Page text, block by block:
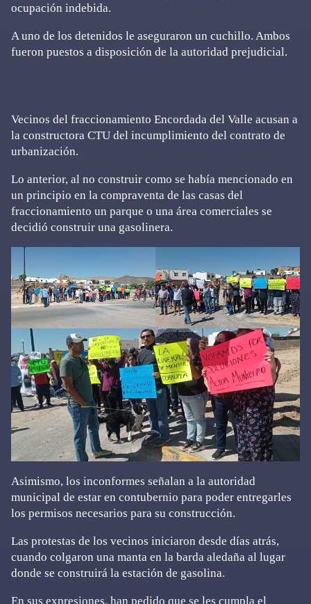
ocupación indebida.
A uno de los detenidos le aseguraron un cuchillo. Ambos
fueron puestos a disposición de la autoridad prejudicial.
Vecinos del fraccionamiento Encordada del Valle acusan a
la constructora CTU del incumplimiento del contrato de
urbanización.
Lo anterior, al no construir como se había mencionado en
un principio en la compraventa de las casas del
fraccionamiento un parque o una área comerciales se
decidió construir una gasolinera.
Asimismo, los inconformes señalan a la autoridad
municipal de estar en contubernio para poder entregarles
los permisos necesarios para su construcción.
Las protestas de los vecinos iniciaron desde días atrás,
cuando colgaron una manta en la barda aledaña al lugar
donde se construirá la estación de gasolina.
En sus expresiones, han pedido que se les cumpla el